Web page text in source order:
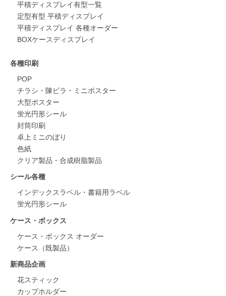
平積ディスプレイ有型一覧
定型有型 平積ディスプレイ
平積ディスプレイ 各種オーダー
BOXケースディスプレイ
各種印刷
POP
チラシ・陳ビラ・ミニポスター
大型ポスター
蛍光円形シール
封筒印刷
卓上ミニのぼり
色紙
クリア製品・合成樹脂製品
シール各種
インデックスラベル・書籍用ラベル
蛍光円形シール
ケース・ボックス
ケース・ボックス オーダー
ケース（既製品）
新商品企画
花スティック
カップホルダー